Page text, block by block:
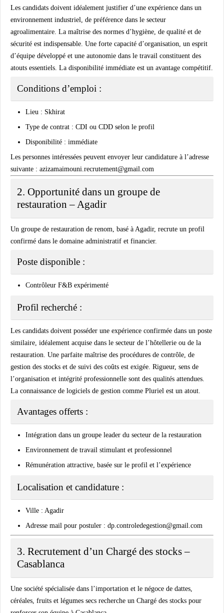
Les candidats doivent idéalement justifier d’une expérience dans un
environnement industriel, de préférence dans le secteur
agroalimentaire. La maîtrise des normes d’hygiène, de qualité et de
sécurité est indispensable. Une forte capacité d’organisation, un esprit
d’équipe développé et une autonomie dans le travail constituent des
atouts essentiels. La disponibilité immédiate est un avantage compétitif.
Conditions d’emploi :
Lieu : Skhirat
Type de contrat : CDI ou CDD selon le profil
Disponibilité : immédiate
Les personnes intéressées peuvent envoyer leur candidature à l’adresse
suivante : azizamaimouni.recrutement@gmail.com
2. Opportunité dans un groupe de
restauration – Agadir
Un groupe de restauration de renom, basé à Agadir, recrute un profil
confirmé dans le domaine administratif et financier.
Poste disponible :
Contrôleur F&B expérimenté
Profil recherché :
Les candidats doivent posséder une expérience confirmée dans un poste
similaire, idéalement acquise dans le secteur de l’hôtellerie ou de la
restauration. Une parfaite maîtrise des procédures de contrôle, de
gestion des stocks et de suivi des coûts est exigée. Rigueur, sens de
l’organisation et intégrité professionnelle sont des qualités attendues.
La connaissance de logiciels de gestion comme Pluriel est un atout.
Avantages offerts :
Intégration dans un groupe leader du secteur de la restauration
Environnement de travail stimulant et professionnel
Rémunération attractive, basée sur le profil et l’expérience
Localisation et candidature :
Ville : Agadir
Adresse mail pour postuler : dp.controledegestion@gmail.com
3. Recrutement d’un Chargé des stocks –
Casablanca
Une société spécialisée dans l’importation et le négoce de dattes,
céréales, fruits et légumes secs recherche un Chargé des stocks pour